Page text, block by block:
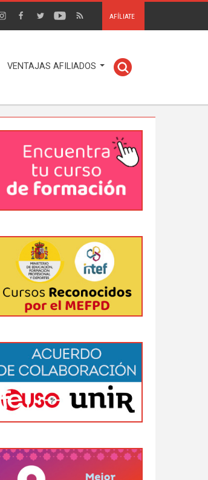
AFÍLIATE
VENTAJAS AFILIADOS